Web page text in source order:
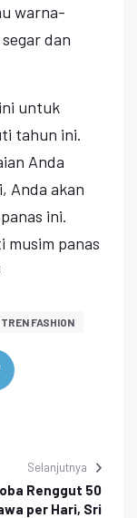
warna-
dan
untuk
tahun ini.
Anda
Anda akan
ini.
musim panas
TREN FASHION
Selanjutnya
Renggut 50
per Hari, Sri